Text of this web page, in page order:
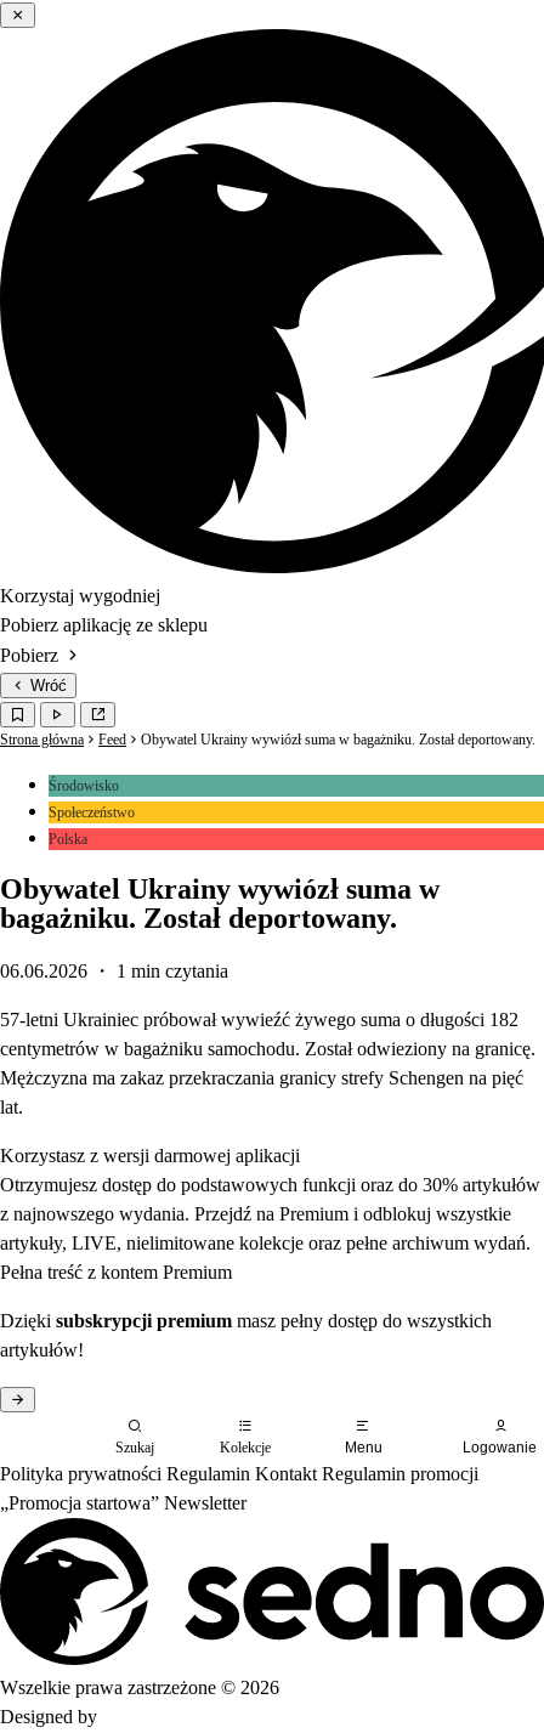
Korzystaj wygodniej
Pobierz aplikację ze sklepu
Pobierz
Wróć
Strona główna Feed Obywatel Ukrainy wywiózł suma w bagażniku. Został deportowany.
Środowisko
Społeczeństwo
Polska
Obywatel Ukrainy wywiózł suma w
bagażniku. Został deportowany.
06.06.2026 ・ 1 min czytania
57-letni Ukrainiec próbował wywieźć żywego suma o długości 182
centymetrów w bagażniku samochodu. Został odwieziony na granicę.
Mężczyzna ma zakaz przekraczania granicy strefy Schengen na pięć
lat.
Korzystasz z wersji darmowej aplikacji
Otrzymujesz dostęp do podstawowych funkcji oraz do 30% artykułów
z najnowszego wydania. Przejdź na Premium i odblokuj wszystkie
artykuły, LIVE, nielimitowane kolekcje oraz pełne archiwum wydań.
Pełna treść z kontem Premium
Dzięki subskrypcji premium masz pełny dostęp do wszystkich
artykułów!
Szukaj Kolekcje Menu Logowanie
Polityka prywatności Regulamin Kontakt Regulamin promocji
„Promocja startowa” Newsletter
Wszelkie prawa zastrzeżone © 2026
Designed by